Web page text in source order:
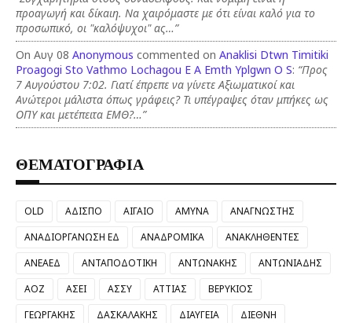
προαγωγή και δίκαιη. Να χαιρόμαστε με ότι είναι καλό για το
προσωπικό, οι "καλόψυχοι" ας…”
On Αυγ 08 Anonymous commented on Anaklisi Dtwn Timitiki
Proagogi Sto Vathmo Lochagou E A Emth Yplgwn O S: “Προς
7 Αυγούστου 7:02. Γιατί έπρεπε να γίνετε Αξιωματικοί και
Ανώτεροι μάλιστα όπως γράφεις? Τι υπέγραψες όταν μπήκες ως
ΟΠΥ και μετέπειτα ΕΜΘ?…”
ΘΕΜΑΤΟΓΡΑΦΙΑ
OLD ΑΔΙΣΠΟ ΑΙΓΑΙΟ ΑΜΥΝΑ
ΑΝΑΓΝΩΣΤΗΣ
ΑΝΑΔΙΟΡΓΑΝΩΣΗ ΕΔ
ΑΝΑΔΡΟΜΙΚΑ
ΑΝΑΚΛΗΘΕΝΤΕΣ
ΑΝΕΑΕΔ
ΑΝΤΑΠΟΔΟΤΙΚΗ ΑΝΤΩΝΑΚΗΣ
ΑΝΤΩΝΙΑΔΗΣ
ΑΟΖ
ΑΣΕΙ ΑΣΣΥ ΑΤΤΙΑΣ
ΒΕΡΥΚΙΟΣ
ΓΕΩΡΓΑΚΗΣ
ΔΑΣΚΑΛΑΚΗΣ ΔΙΑΥΓΕΙΑ
ΔΙΕΘΝΗ